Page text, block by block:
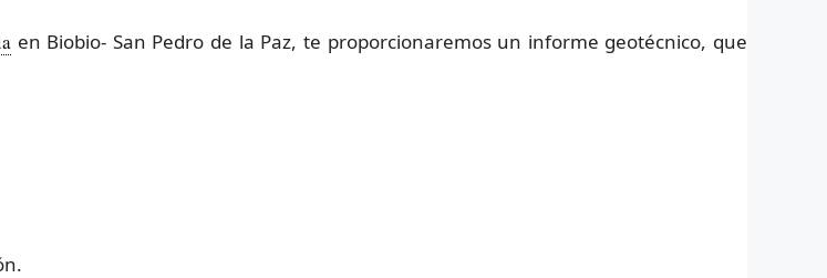
en Biobio- San Pedro de la Paz, te proporcionaremos un informe geotécnico, que